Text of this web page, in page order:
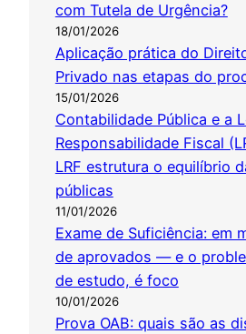
com Tutela de Urgência?
18/01/2026
Aplicação prática do
Privado nas etapas do
15/01/2026
Contabilidade Pública e a
Responsabilidade Fiscal
LRF estrutura o equilíbrio
públicas
11/01/2026
Exame de Suficiência: em
de aprovados — e o
de estudo, é foco
10/01/2026
Prova OAB: quais são as